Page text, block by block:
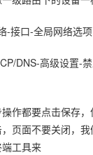
-接口-全局网络选
DNS-高级设置-
作都要点击保存，
页面不要关闭，
工具来